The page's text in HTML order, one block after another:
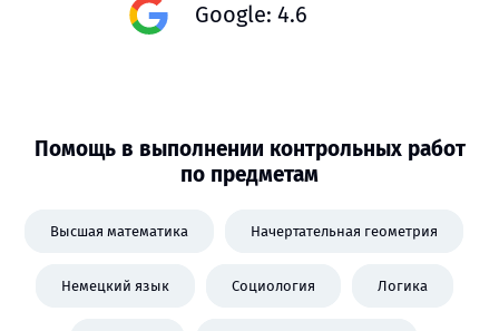
Google: 4.6
Помощь в выполнении контрольных работ
по предметам
Высшая математика Начертательная геометрия
Немецкий язык Социология Логика